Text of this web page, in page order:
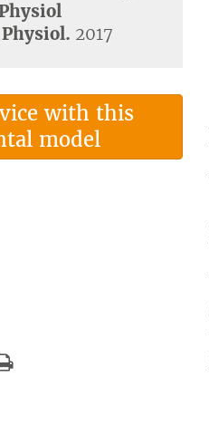
2017
with this
model